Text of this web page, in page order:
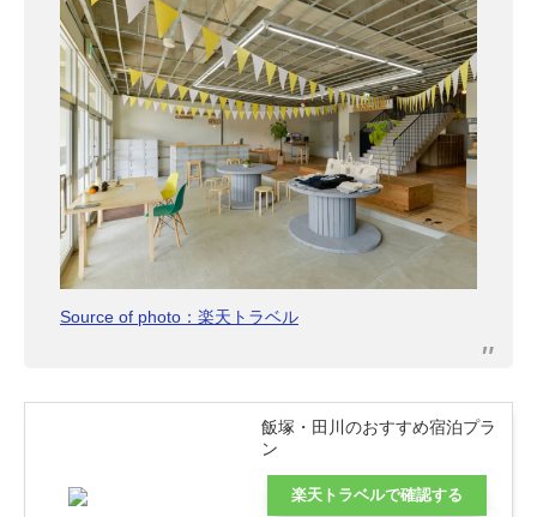
Source of photo：楽天トラベル
飯塚・田川のおすすめ宿泊プラ
ン
楽天トラベルで確認する